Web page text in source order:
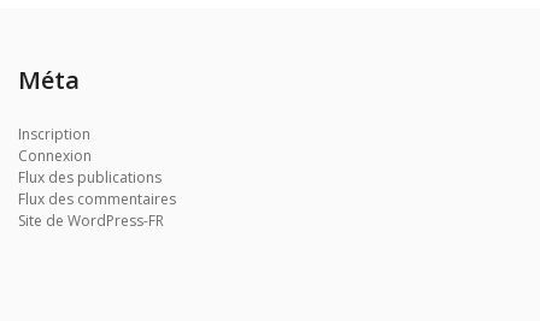
Méta
Inscription
Connexion
Flux des publications
Flux des commentaires
Site de WordPress-FR